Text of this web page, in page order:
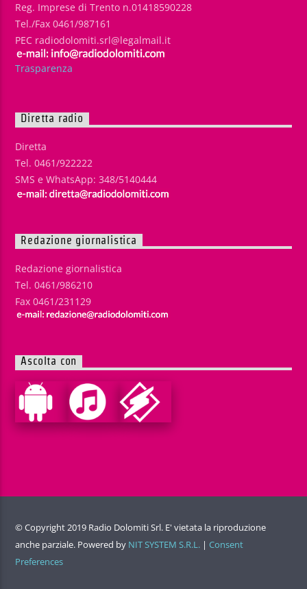
Reg. Imprese di Trento n.01418590228
Tel./Fax 0461/987161
PEC radiodolomiti.srl@legalmail.it
Trasparenza
Diretta radio
Diretta
Tel. 0461/922222
SMS e WhatsApp: 348/5140444
Redazione giornalistica
Redazione giornalistica
Tel. 0461/986210
Fax 0461/231129
Ascolta con
© Copyright 2019 Radio Dolomiti Srl. E' vietata la riproduzione
anche parziale. Powered by NIT SYSTEM S.R.L. | Consent
Preferences